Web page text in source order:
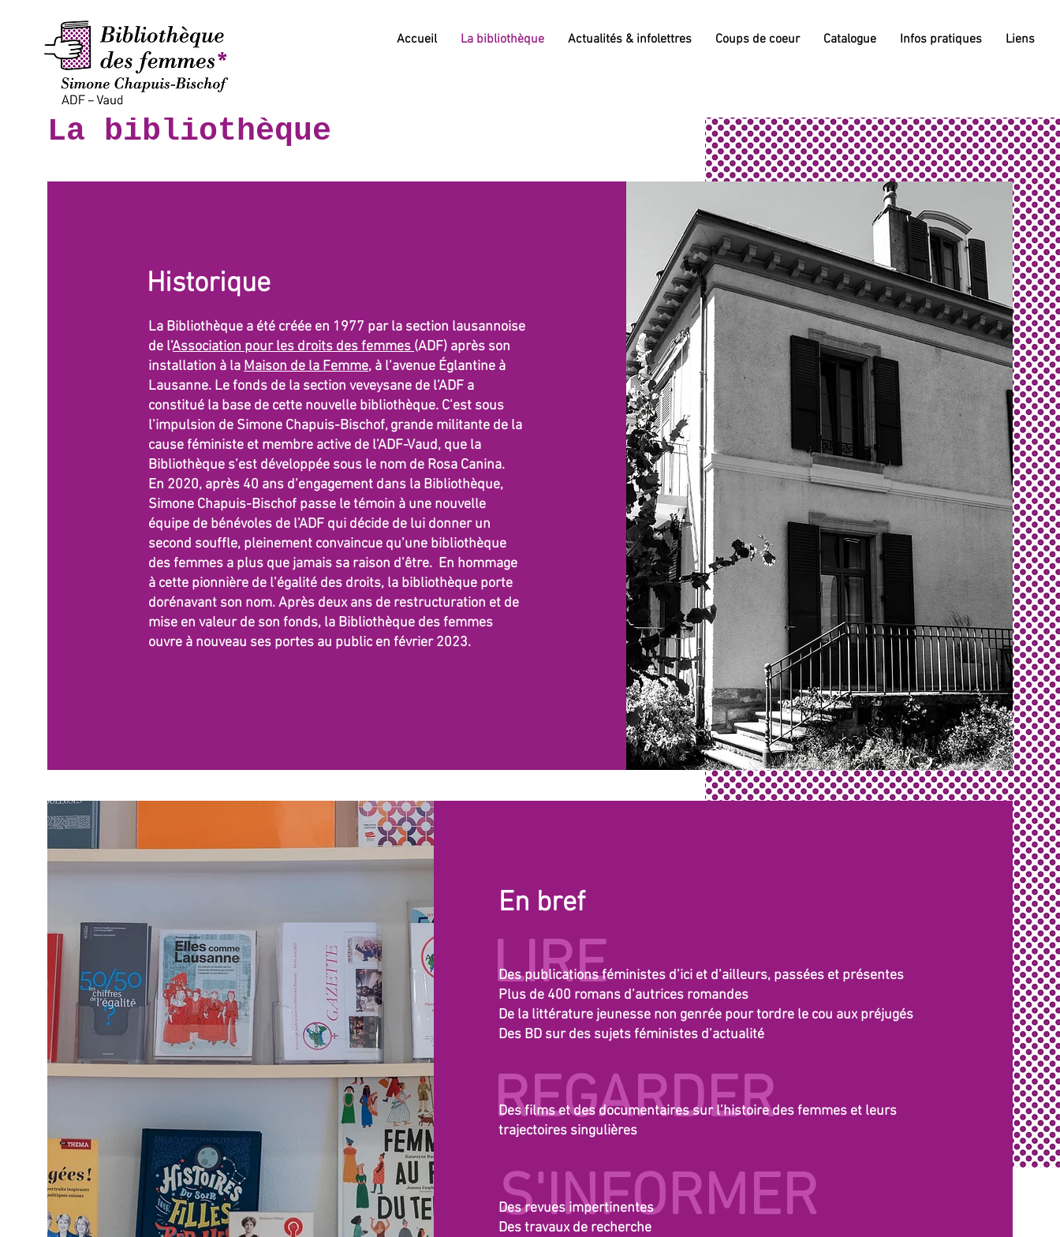
Accueil La bibliothèque Actualités & infolettres Coups de coeur Catalogue Infos pratiques Liens
La bibliothèque
Historique
La Bibliothèque a été créée en 1977 par la section lausannoise
de l’Association pour les droits des femmes (ADF) après son
installation à la Maison de la Femme, à l’avenue Églantine à
Lausanne. Le fonds de la section veveysane de l’ADF a
constitué la base de cette nouvelle bibliothèque. C’est sous
l’impulsion de Simone Chapuis-Bischof, grande militante de la
cause féministe et membre active de l’ADF-Vaud, que la
Bibliothèque s’est développée sous le nom de Rosa Canina.
En 2020, après 40 ans d’engagement dans la Bibliothèque,
Simone Chapuis-Bischof passe le témoin à une nouvelle
équipe de bénévoles de l’ADF qui décide de lui donner un
second souffle, pleinement convaincue qu’une bibliothèque
des femmes a plus que jamais sa raison d’être. En hommage
à cette pionnière de l’égalité des droits, la bibliothèque porte
dorénavant son nom. Après deux ans de restructuration et de
mise en valeur de son fonds, la Bibliothèque des femmes
ouvre à nouveau ses portes au public en février 2023.
En bref
LIRE
Des publications féministes d’ici et d’ailleurs, passées et présentes
Plus de 400 romans d’autrices romandes
De la littérature jeunesse non genrée pour tordre le cou aux préjugés
Des BD sur des sujets féministes d’actualité
REGARDER
Des films et des documentaires sur l’histoire des femmes et leurs
trajectoires singulières
S'INFORMER
Des revues impertinentes
Des travaux de recherche